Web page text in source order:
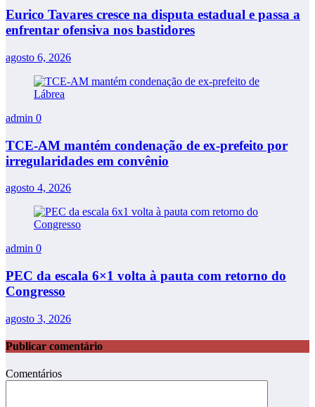
Eurico Tavares cresce na disputa estadual e passa a
enfrentar ofensiva nos bastidores
agosto 6, 2026
admin 0
TCE-AM mantém condenação de ex-prefeito por
irregularidades em convênio
agosto 4, 2026
admin 0
PEC da escala 6×1 volta à pauta com retorno do
Congresso
agosto 3, 2026
Publicar comentário
Comentários